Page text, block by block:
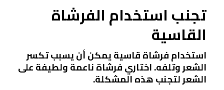
تجنب استخدام الفرشاة
القاسية
استخدام فرشاة قاسية يمكن أن يسبب تكسر
الشعر وتلفه. اختاري فرشاة ناعمة ولطيفة على
الشعر لتجنب هذه المشكلة.